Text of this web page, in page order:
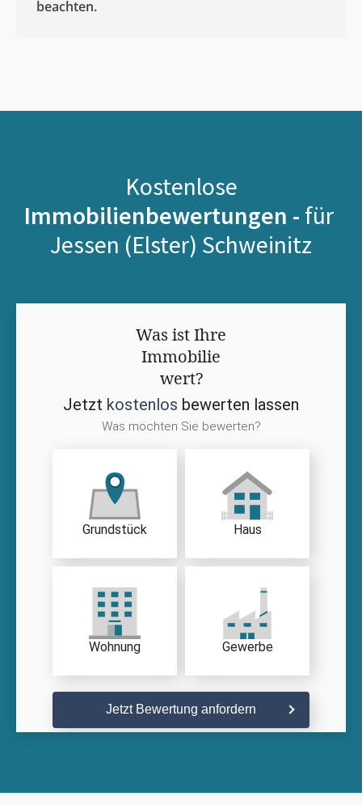
beachten.
Kostenlose
Immobilienbewertungen - für
Jessen (Elster) Schweinitz
Was ist Ihre
Immobilie
wert?
Jetzt kostenlos bewerten lassen
Was möchten Sie bewerten?
Grundstück Haus
Wohnung Gewerbe
Jetzt Bewertung anfordern